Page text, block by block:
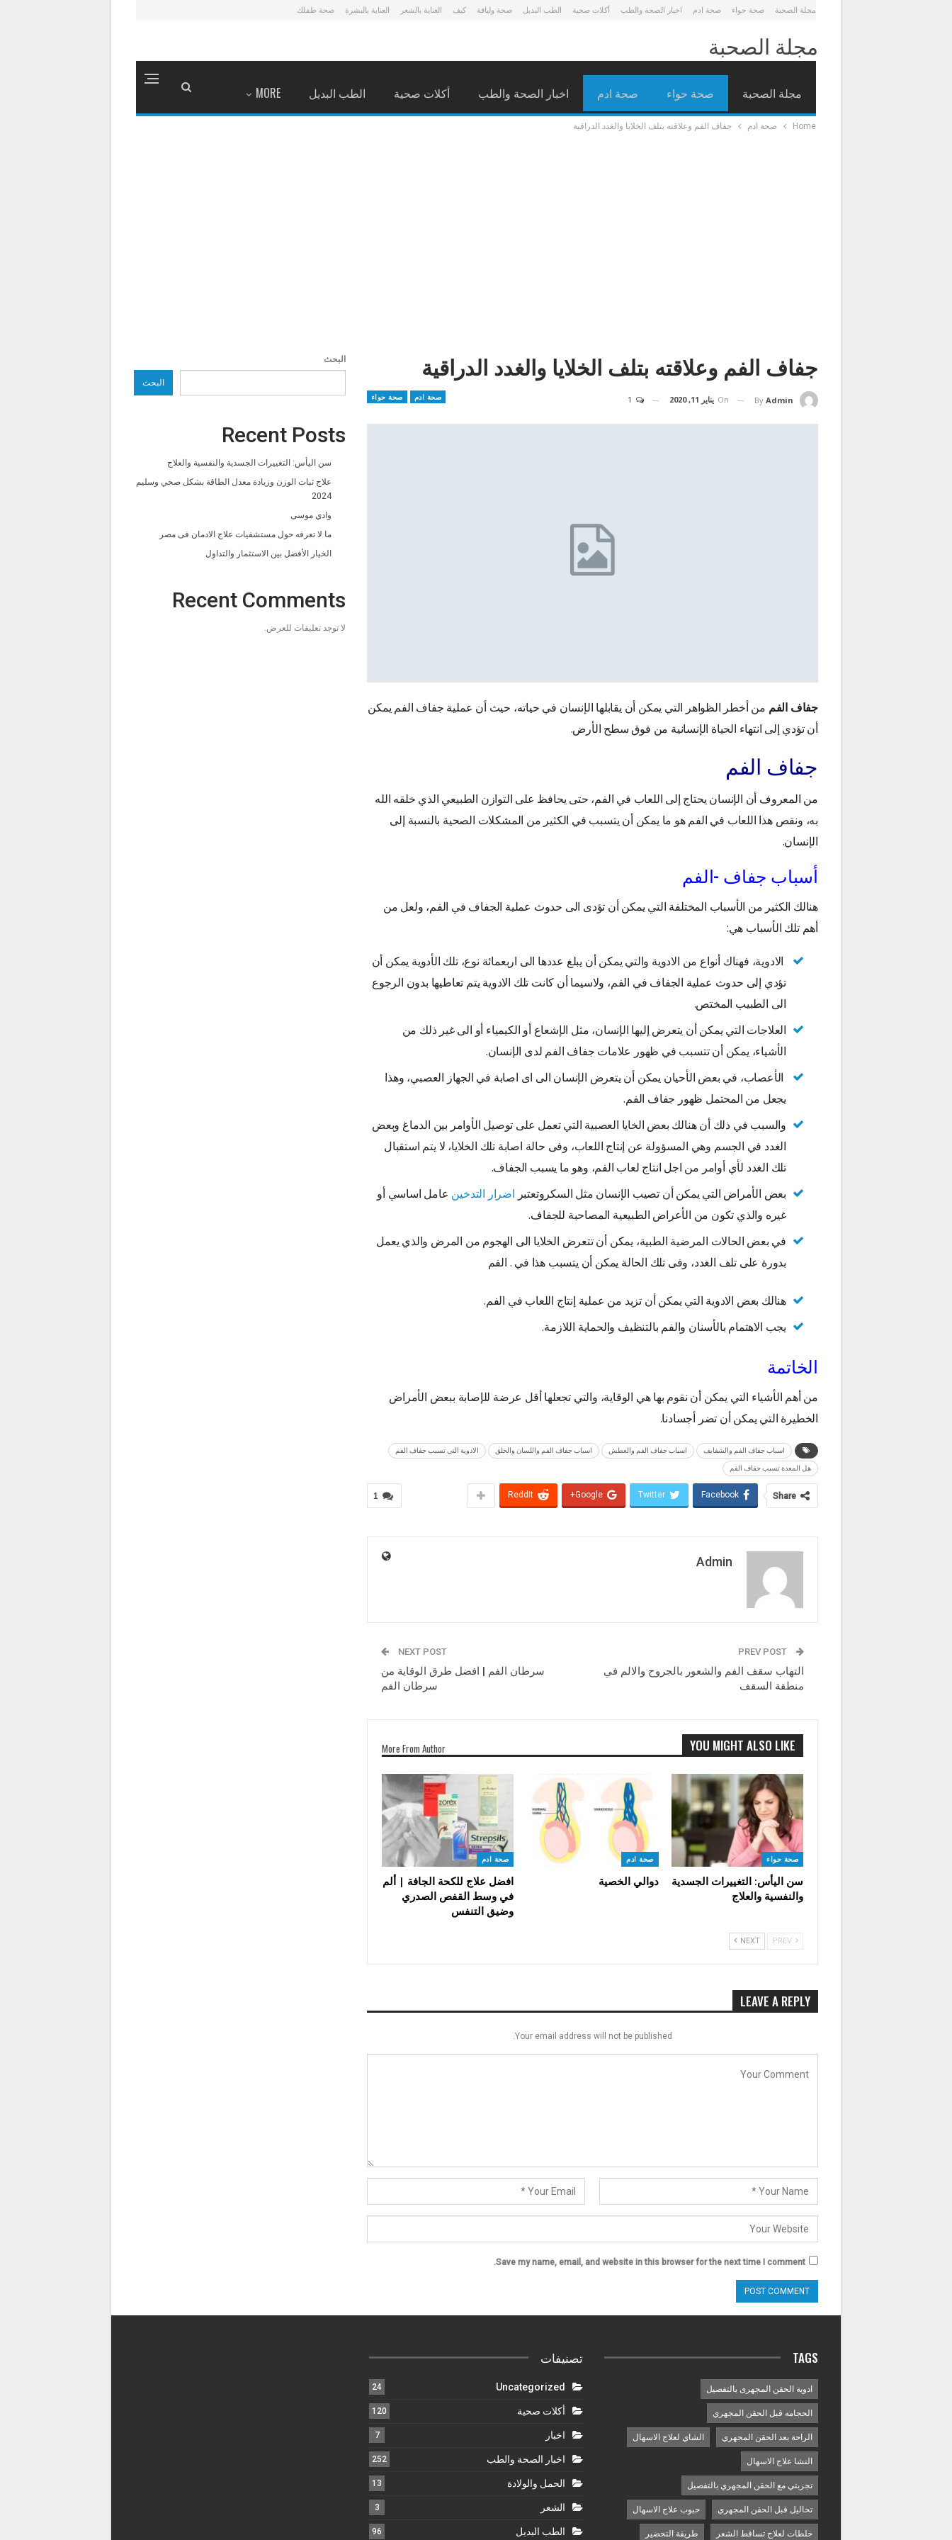
مجلة الصحبة صحة حواء صحة ادم اخبار الصحة والطب أكلات صحية الطب البديل صحة ولياقة كيف العناية بالشعر العناية بالبشرة صحة طفلك
مجلة الصحبة
مجلة الصحبة صحة حواء صحة ادم اخبار الصحة والطب أكلات صحية الطب البديل MORE
Home صحة ادم جفاف الفم وعلاقته بتلف الخلايا والغدد الدراقية
جفاف الفم وعلاقته بتلف الخلايا والغدد الدراقية
صحة ادم صحة حواء By Admin
On يناير 11, 2020
جفاف الفم من أخطر الظواهر التي يمكن أن يقابلها الإنسان في حياته، حيث أن عملية جفاف الفم يمكن
أن تؤدي إلى انتهاء الحياة الإنسانية من فوق سطح الأرض.
جفاف الفم
من المعروف أن الإنسان يحتاج إلى اللعاب في الفم، حتى يحافظ على التوازن الطبيعي الذي خلقه الله
به، ونقص هذا اللعاب في الفم هو ما يمكن أن يتسبب في الكثير من المشكلات الصحية بالنسبة إلى
الإنسان.
أسباب جفاف -الفم
هنالك الكثير من الأسباب المختلفة التي يمكن أن تؤدى الى حدوث عملية الجفاف في الفم، ولعل من
أهم تلك الأسباب هي:
الادوية، فهناك أنواع من الادوية والتي يمكن أن يبلغ عددها الى اربعمائة نوع، تلك الأدوية يمكن أن
تؤدي إلى حدوث عملية الجفاف في الفم، ولاسيما أن كانت تلك الادوية يتم تعاطيها بدون الرجوع
الى الطبيب المختص.
العلاجات التي يمكن أن يتعرض إليها الإنسان، مثل الإشعاع أو الكيمياء أو الى غير ذلك من
الأشياء، يمكن أن تتسبب في ظهور علامات جفاف الفم لدى الإنسان.
الأعصاب، في بعض الأحيان يمكن أن يتعرض الإنسان الى اى اصابة في الجهاز العصبي، وهذا
يجعل من المحتمل ظهور جفاف الفم.
والسبب في ذلك أن هنالك بعض الخايا العصبية التي تعمل على توصيل الأوامر بين الدماغ وبعض
الغدد في الجسم وهي المسؤولة عن إنتاج اللعاب، وفى حالة اصابة تلك الخلايا، لا يتم استقبال
تلك الغدد لأي أوامر من اجل انتاج لعاب الفم، وهو ما يسبب الجفاف.
بعض الأمراض التي يمكن أن تصيب الإنسان مثل السكروتعتبر اضرار التدخين عامل اساسي أو
غيره والذي تكون من الأعراض الطبيعية المصاحبة للجفاف.
في بعض الحالات المرضية الطبية، يمكن أن تتعرض الخلايا الى الهجوم من المرض والذي يعمل
بدورة على تلف الغدد، وفى تلك الحالة يمكن أن يتسبب هذا في . الفم
هنالك بعض الادوية التي يمكن أن تزيد من عملية إنتاج اللعاب في الفم.
يجب الاهتمام بالأسنان والفم بالتنظيف والحماية اللازمة.
الخاتمة
من أهم الأشياء التي يمكن أن نقوم بها هي الوقاية، والتي تجعلها أقل عرضة للإصابة ببعض الأمراض
الخطيرة التي يمكن أن تضر أجسادنا.
اسباب جفاف الفم والشفايف اسباب جفاف الفم والعطش اسباب جفاف الفم واللسان والحلق الادوية التي تسبب جفاف الفم
هل المعدة تسبب جفاف الفم
1 Share
Facebook
Twitter
Google+
ReddIt
Admin
التهاب سقف الفم والشعور بالجروح والالم في
منطقة السقف
NEXT POST
سرطان الفم | افضل طرق الوقاية من
سرطان الفم
YOU MIGHT ALSO LIKE
More From Author
صحة حواء
سن اليأس: التغييرات الجسدية
والنفسية والعلاج
صحة ادم
دوالي الخصية
صحة ادم
افضل علاج للكحة الجافة | ألم
في وسط القفص الصدري
وضيق التنفس
NEXT
LEAVE A REPLY
Your email address will not be published.
Save my name, email, and website in this browser for the next time I comment.
البحث
البحث
Recent Posts
سن اليأس: التغييرات الجسدية والنفسية والعلاج
علاج ثبات الوزن وزيادة معدل الطاقة بشكل صحي وسليم
2024
وادي موسى
ما لا تعرفه حول مستشفيات علاج الادمان فى مصر
الخيار الأفضل بين الاستثمار والتداول
Recent Comments
لا توجد تعليقات للعرض.
TAGS
ادوية الحقن المجهرى بالتفصيل
الحجامه قبل الحقن المجهري
الراحة بعد الحقن المجهري الشاي لعلاج الاسهال
النشا علاج الاسهال
تجربتي مع الحقن المجهري بالتفصيل
تحاليل قبل الحقن المجهري حبوب علاج الاسهال
خلطات لعلاج تساقط الشعر طريقة التحضير
تصنيفات
Uncategorized
24
أكلات صحية 120
اخبار 7
اخبار الصحة والطب 252
الحمل والولادة 13
الشعر 3
الطب البديل 96